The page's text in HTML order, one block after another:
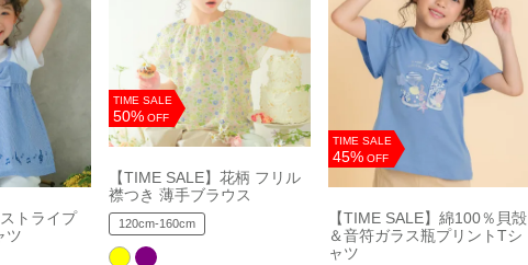
トライプ
ツ
TIME SALE
50% OFF
【TIME SALE】花柄 フリル
襟つき 薄手ブラウス
120cm-160cm
TIME SALE
45% OFF
【TIME SALE】綿100％貝殻
＆音符ガラス瓶プリントTシ
ャツ